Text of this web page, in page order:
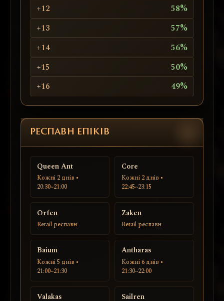
+12
58%
+13
57%
+14
56%
+15
50%
+16
49%
РЕСПАВН ЕПІКІВ
Queen Ant
Кожні 2 днів •
20:30~21:00
Core
Кожні 2 днів •
22:45~23:15
Orfen
Retail респавн
Zaken
Retail респавн
Baium
Кожні 5 днів •
21:00~21:30
Antharas
Кожні 6 днів •
21:30~22:00
Valakas Sailren